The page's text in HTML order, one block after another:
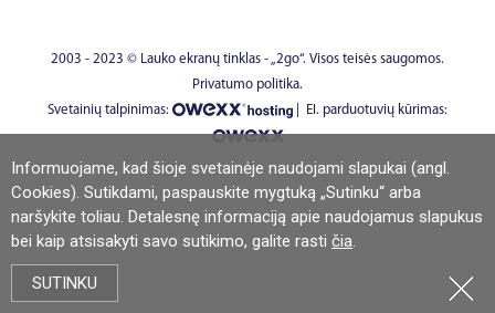
Informuojame, kad šioje svetainėje naudojami slapukai (angl.
Cookies). Sutikdami, paspauskite mygtuką „Sutinku“ arba
naršykite toliau. Detalesnę informaciją apie naudojamus slapukus
bei kaip atsisakyti savo sutikimo, galite rasti čia.
SUTINKU
2003 - 2023 © Lauko ekranų tinklas - „2go“. Visos teisės saugomos.
Privatumo politika.
Svetainių talpinimas:
EI. parduotuvių kūrimas: